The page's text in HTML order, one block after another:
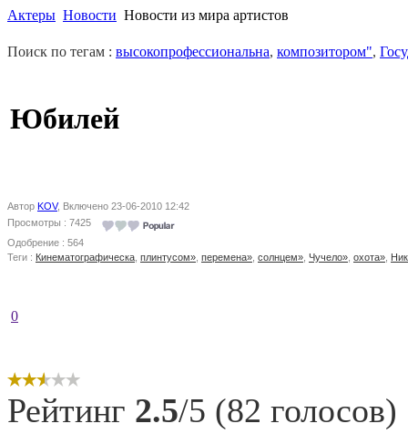
Актеры Новости Новости из мира артистов
Поиск по тегам : высокопрофессиональна, композитором",
Юбилей
Автор KOV, Включено 23-06-2010 12:42
Просмотры : 7425
Одобрение : 564
Теги : Кинематографическа плинтусом» перемена» солнцем» Чучело» охота»
0
Рейтинг 2.5/5 (82 голосов)